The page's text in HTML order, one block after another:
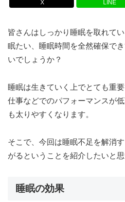
X LINE
皆さんはしっかり睡眠を取れて
眠たい、睡眠時間を全然確保で
いでしょうか？
睡眠は生きていく上でとても重
仕事などでのパフォーマンスが
も太りやすくなります。
そこで、今回は睡眠不足を解消
がるということを紹介したいと思
睡眠の効果